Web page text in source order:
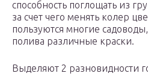
способность поглощать из
за счет чего менять колер
пользуются многие
полива различные краски.
Выделяют 2 разновидности